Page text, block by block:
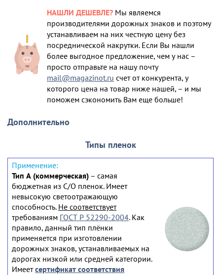
НАШЛИ ДЕШЕВЛЕ? Мы являемся
производителями дорожных знаков и поэтому
устанавливаем на них честную цену без
посреднической накрутки. Если Вы нашли
более выгодное предложение, чем у нас –
просто отправьте на нашу почту
mail@magazinot.ru счет от конкурента, у
которого цена на товар ниже нашей, – и мы
поможем сэкономить Вам еще больше!
Дополнительно
Типы пленок
Тип А (коммерческая) – самая
бюджетная из С/О пленок. Имеет
невысокую светоотражающую
способность. Не соответствует
требованиям ГОСТ Р 52290-2004. Как
правило, данный тип плёнки
применяется при изготовлении
дорожных знаков, устанавливаемых на
дорогах низкой или средней категории.
Имеетсертификат соответствия